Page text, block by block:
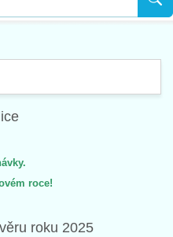
roce!
roku 2025